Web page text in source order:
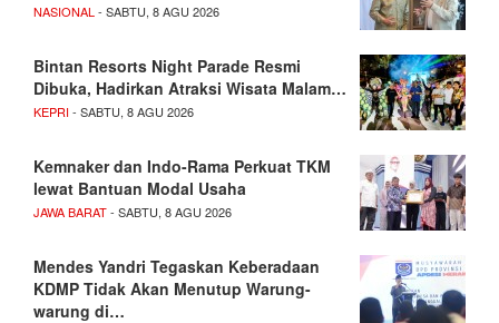
NASIONAL - SABTU, 8 AGU 2026
Bintan Resorts Night Parade Resmi
Dibuka, Hadirkan Atraksi Wisata Malam…
KEPRI- SABTU, 8 AGU 2026
Kemnaker dan Indo-Rama Perkuat TKM
lewat Bantuan Modal Usaha
JAWA BARAT- SABTU, 8 AGU 2026
Mendes Yandri Tegaskan Keberadaan
KDMP Tidak Akan Menutup Warung-
warung di…